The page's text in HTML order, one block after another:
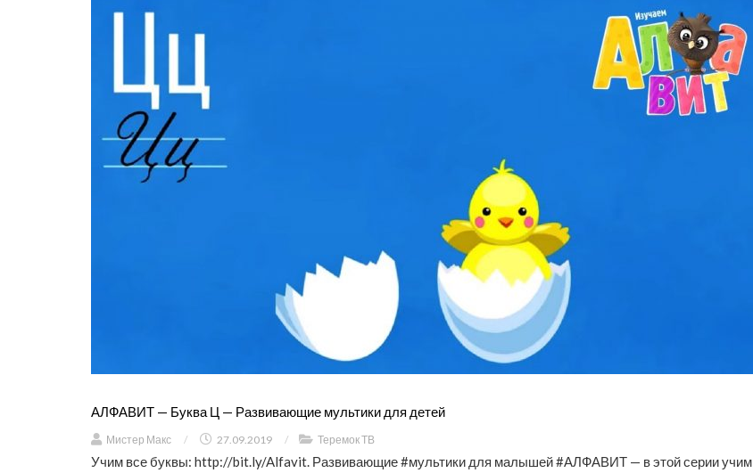
АЛФАВИТ — Буква Ц — Развивающие мультики для детей
Мистер Макс / 27.09.2019 / Теремок ТВ
Учим все буквы: http://bit.ly/Alfavit. Развивающие #мультики для малышей #АЛФАВИТ — в этой серии учим